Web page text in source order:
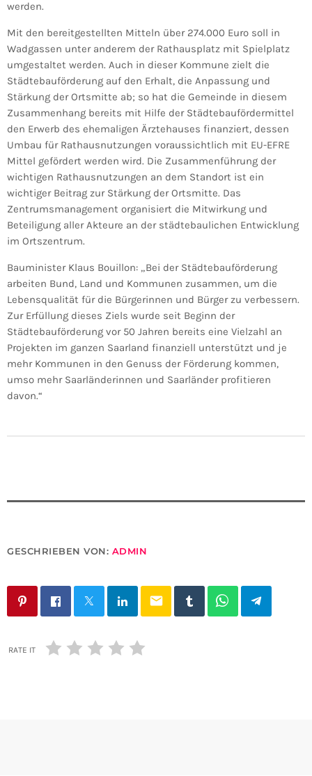
werden.
Mit den bereitgestellten Mitteln über 274.000 Euro soll in
Wadgassen unter anderem der Rathausplatz mit Spielplatz
umgestaltet werden. Auch in dieser Kommune zielt die
Städtebauförderung auf den Erhalt, die Anpassung und
Stärkung der Ortsmitte ab; so hat die Gemeinde in diesem
Zusammenhang bereits mit Hilfe der Städtebaufördermittel
den Erwerb des ehemaligen Ärztehauses finanziert, dessen
Umbau für Rathausnutzungen voraussichtlich mit EU-EFRE
Mittel gefördert werden wird. Die Zusammenführung der
wichtigen Rathausnutzungen an dem Standort ist ein
wichtiger Beitrag zur Stärkung der Ortsmitte. Das
Zentrumsmanagement organisiert die Mitwirkung und
Beteiligung aller Akteure an der städtebaulichen Entwicklung
im Ortszentrum.
Bauminister Klaus Bouillon: „Bei der Städtebauförderung
arbeiten Bund, Land und Kommunen zusammen, um die
Lebensqualität für die Bürgerinnen und Bürger zu verbessern.
Zur Erfüllung dieses Ziels wurde seit Beginn der
Städtebauförderung vor 50 Jahren bereits eine Vielzahl an
Projekten im ganzen Saarland finanziell unterstützt und je
mehr Kommunen in den Genuss der Förderung kommen,
umso mehr Saarländerinnen und Saarländer profitieren
davon.“
GESCHRIEBEN VON: ADMIN
email
RATE IT